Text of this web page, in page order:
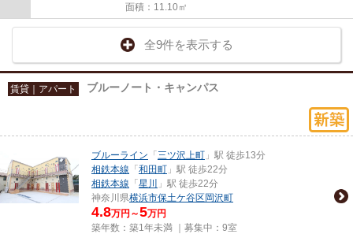
面積：11.10㎡
全9件を表示する
賃貸｜アパート ブルーノート・キャンパス
ブルーライン 「 三ツ沢上町 」駅 徒歩13分
相鉄本線 「 和田町 」駅 徒歩22分
相鉄本線 「 星川
」駅 徒歩22分
神奈川県横浜市保土ケ谷区 岡沢町
4.8万円～5万円
築年数：築1年未満 ｜募集中： 9室